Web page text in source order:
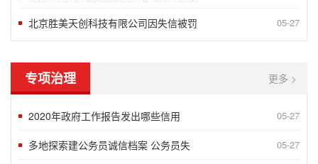
北京胜美天创科技有限公司因失信被罚 05-27
专项治理 更多 >
2020年政府工作报告发出哪些信用 05-27
多地探索建公务员诚信档案 公务员失 05-27